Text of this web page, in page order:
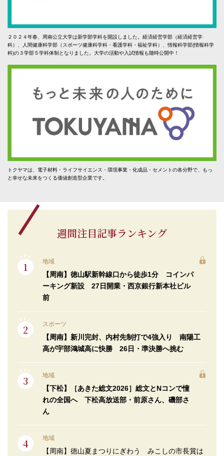
２０２４年春、周南公立大学は新学部学科を開設しました。経済経営学部（経済経営学
科）、人間健康科学部（スポーツ健康科学科・看護学科・福祉学科）、情報科学部(情報科学
科)の３学部５学科体制となりました。大学の活動や入試情報も随時公開中！
トクヤマは、電子材料・ライフサイエンス・環境事業・化成品・セメントの各分野で、もっ
と幸せな未来をつくる価値創造型企業です。
週間注目記事ランキング
地域
【周南】徳山駅新幹線口から徒歩1分 コインパ
ーキング新設 27日開業・西京銀行新本社ビル
前
スポーツ
【周南】新川完封、内村先制打で4強入り 南陽工
高が宇部鴻城高に快勝 26日・準決勝へ挑む
地域
【下松】［あきた総文2026］総文とNコンで憧
れの全国へ 下松高放送部・前原さん、磯部さ
ん
地域
【周南】徳山夏まつりにぎわう みこしの市長賞は